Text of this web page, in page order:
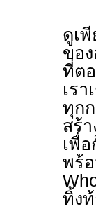
ดูเ
ขอ
ที่ต
เร
ทุก
สร้
เพื่
พร้
ทิ้ง